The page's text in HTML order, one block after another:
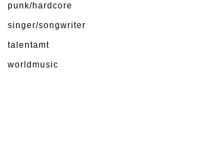
punk/hardcore
singer/songwriter
talentamt
worldmusic